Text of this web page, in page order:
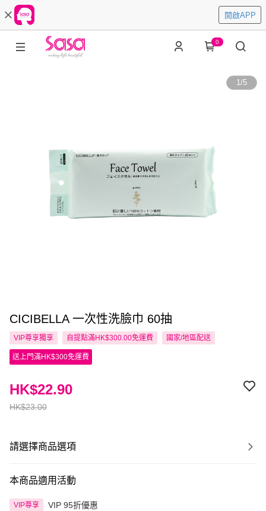
開啟APP
0
1/5
CICIBELLA 一次性洗臉巾 60抽
VIP尊享獨享 自提點滿HK$300.00免運費 國家/地區配送
送上門滿HK$300免運費
HK$23.00
HK$22.90
請選擇商品選項
本商品適用活動
VIP尊享 VIP 95折優惠